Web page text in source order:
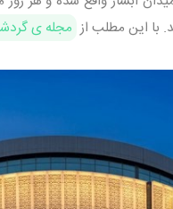
با این مطلب از مجله ی